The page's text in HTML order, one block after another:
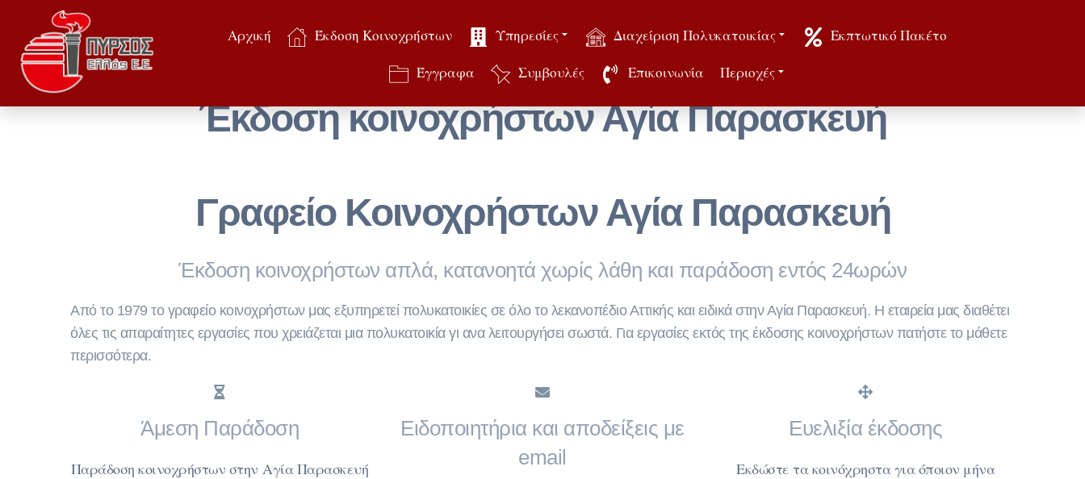
Αρχική Έκδοση Κοινοχρήστων Υπηρεσίες Διαχείριση Πολυκατοικίας
Εκπτωτικό Πακέτο
Έγγραφα
Συμβουλές Επικοινωνία Περιοχές
Έκδοση κοινοχρήστων Αγία Παρασκευή
Γραφείο Κοινοχρήστων Αγία Παρασκευή
Έκδοση κοινοχρήστων απλά, κατανοητά χωρίς λάθη και παράδοση εντός 24ωρών
Από το 1979 το γραφείο κοινοχρήστων μας εξυπηρετεί πολυκατοικίες σε όλο το λεκανοπέδιο Αττικής και ειδικά στην Αγία Παρασκευή. Η εταιρεία μας διαθέτει
όλες τις απαραίτητες εργασίες που χρειάζεται μια πολυκατοικία γι ανα λειτουργήσει σωστά. Για εργασίες εκτός της έκδοσης κοινοχρήστων πατήστε το μάθετε
περισσότερα.
Άμεση Παράδοση
Παράδοση κοινοχρήστων στην Αγία Παρασκευή
Ειδοποιητήρια και αποδείξεις με
email
Ευελιξία έκδοσης
Εκδώστε τα κοινόχρηστα για όποιον μήνα